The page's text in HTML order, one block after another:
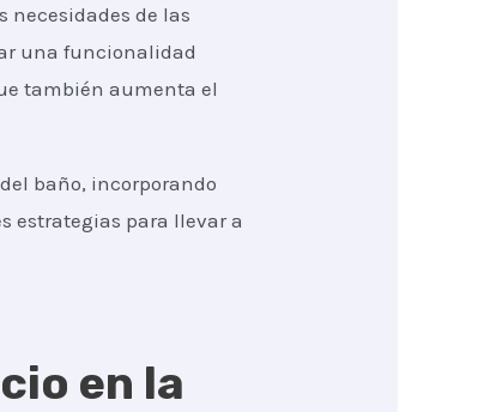
necesidades de las
una funcionalidad
también aumenta el
baño, incorporando
estrategias para llevar a
en la